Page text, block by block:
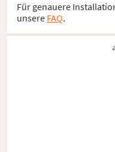
Für genauere
unsere FAQ.